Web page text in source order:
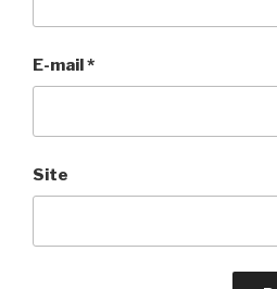
E-mail*
Site